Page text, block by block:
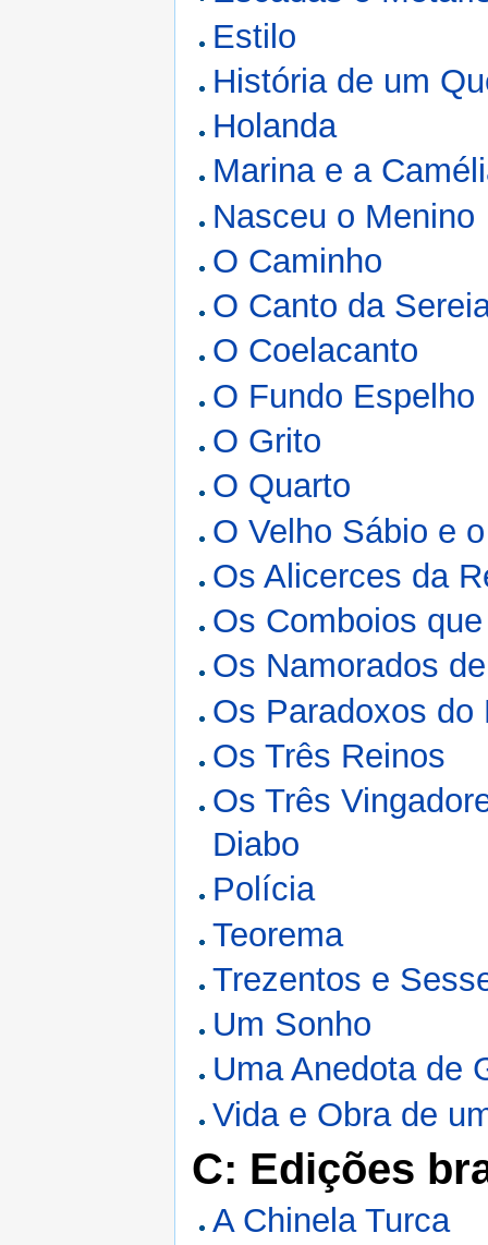
Estilo
História de um
Holanda
Marina e a
Nasceu o Menino
O Caminho
O Canto da
O Coelacanto
O Fundo Espelho
O Grito
O Quarto
O Velho Sábio e
Os Alicerces da
Os Comboios
Os Namorados
Os Paradoxos do
Os Três Reinos
Os Três
Diabo
Polícia
Teorema
Trezentos e
Um Sonho
Uma Anedota de
Vida e Obra de
C: Edições
A Chinela Turca